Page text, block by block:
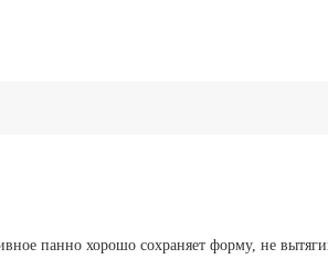
панно хорошо сохраняет форму, не